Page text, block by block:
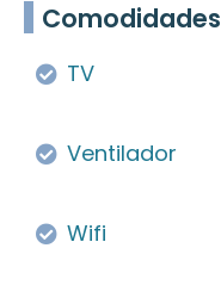
Comodidades
TV
Ventilador
Wifi